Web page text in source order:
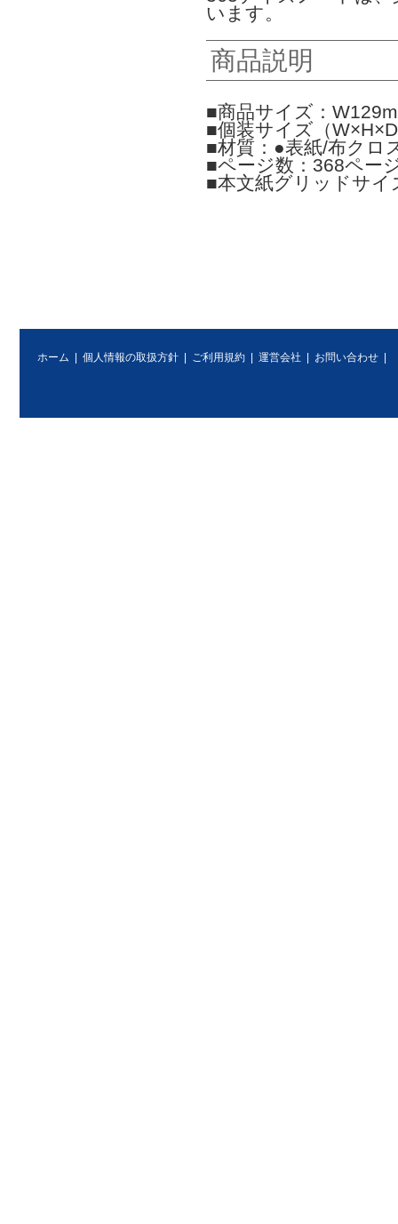
います。
商品説明
■商品サイズ：
■個装サイズ（
■材質：●表紙/布クロ
■ページ数：368ペー
■本文紙グリッドサイ
ホーム 個人情報の取扱方針 ご利用規約 運営会社 お問い合わせ